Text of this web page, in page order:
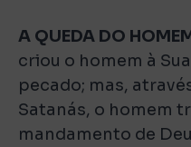
A QUEDA DO
criou o homem à
pecado; mas,
Satanás, o homem
mandamento de